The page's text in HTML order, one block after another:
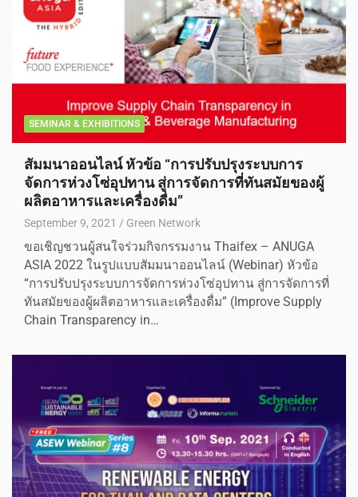
SEMINAR & EXHIBITIONS
สัมมนาออนไลน์ หัวข้อ “การปรับปรุงระบบการ
จัดการห่วงโซ่อุปทาน สู่การจัดการที่ทันสมัยของผู้
ผลิตอาหารและเครื่องดื่ม”
September 9, 2021 Green Network
ขอเชิญชวนผู้สนใจร่วมกิจกรรมงาน Thaifex – ANUGA
ASIA 2022 ในรูปแบบสัมมนาออนไลน์ (Webinar) หัวข้อ
“การปรับปรุงระบบการจัดการห่วงโซ่อุปทาน สู่การจัดการที่
ทันสมัยของผู้ผลิตอาหารและเครื่องดื่ม” (Improve Supply
Chain Transparency in…